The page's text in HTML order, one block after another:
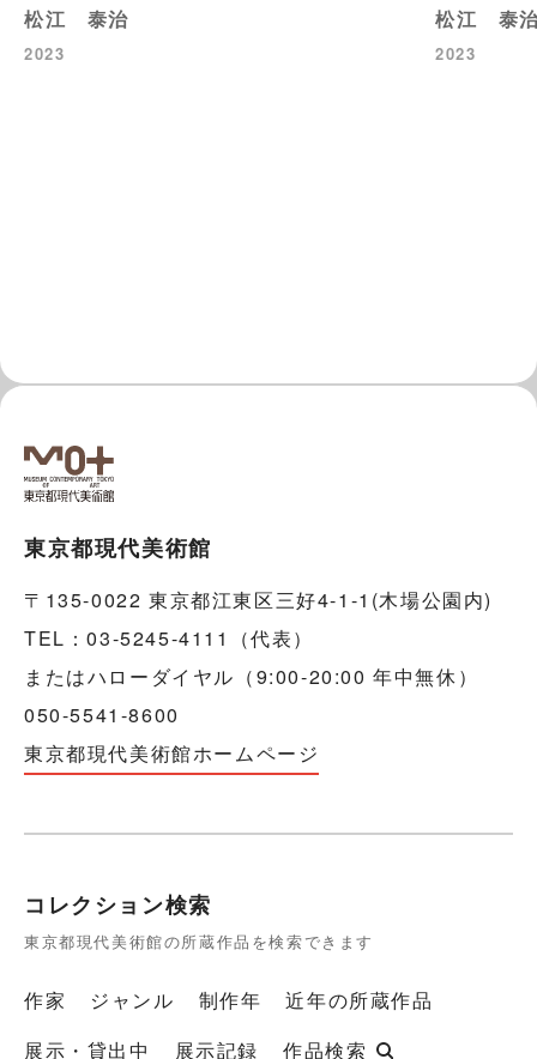
松江 泰治
2023
松江 泰
2023
東京都現代美術館
〒135-0022 東京都江東区三好4-1-1(木場公園内)
TEL：03-5245-4111（代表）
またはハローダイヤル（9:00-20:00 年中無休）
050-5541-8600
東京都現代美術館ホームページ
コレクション検索
東京都現代美術館の所蔵作品を検索できます
作家 ジャンル 制作年
近年の所蔵作品
展示・貸出中
展示記録 作品検索